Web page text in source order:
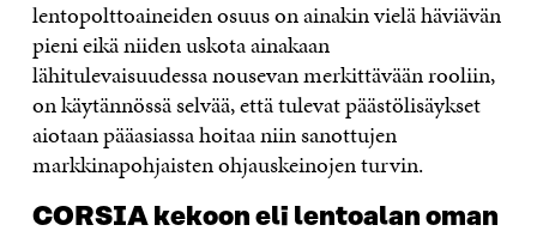
lentopolttoaineiden osuus on ainakin vielä häviävän
pieni eikä niiden uskota ainakaan
lähitulevaisuudessa nousevan merkittävään rooliin,
on käytännössä selvää, että tulevat päästölisäykset
aiotaan pääasiassa hoitaa niin sanottujen
markkinapohjaisten ohjauskeinojen turvin.
CORSIA kekoon eli lentoalan oman